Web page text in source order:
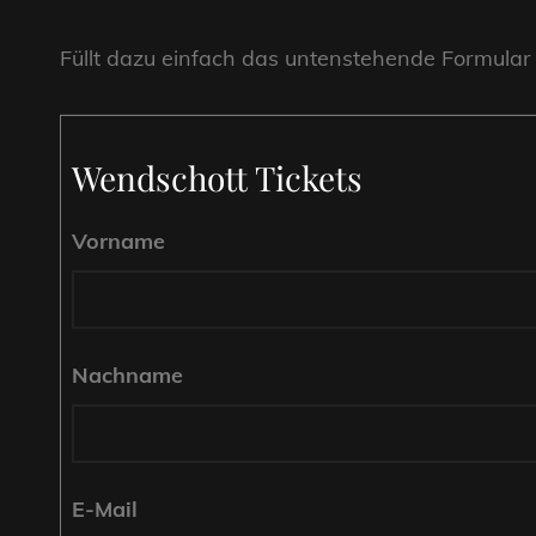
Füllt dazu einfach das untenstehende Formular
Wendschott Tickets
Vorname
Nachname
E-Mail